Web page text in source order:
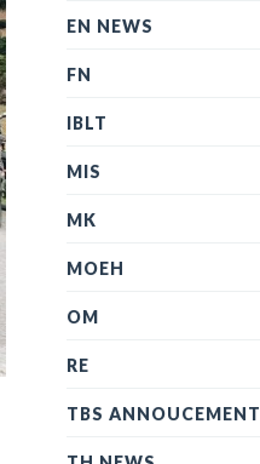
EN NEWS
FN
IBLT
MIS
MK
MOEH
OM
RE
TBS ANNOUCEMENT